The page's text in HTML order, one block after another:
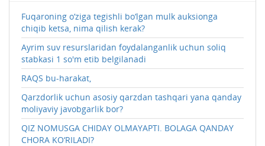
Fuqaroning o‘ziga tegishli bo‘lgan mulk auksionga
chiqib ketsa, nima qilish kerak?
Ayrim suv resurslaridan foydalanganlik uchun soliq
stabkasi 1 so'm etib belgilanadi
RAQS bu-harakat,
Qarzdorlik uchun asosiy qarzdan tashqari yana qanday
moliyaviy javobgarlik bor?
QIZ NOMUSGA CHIDAY OLMAYAPTI. BOLAGA QANDAY
CHORA KO‘RILADI?